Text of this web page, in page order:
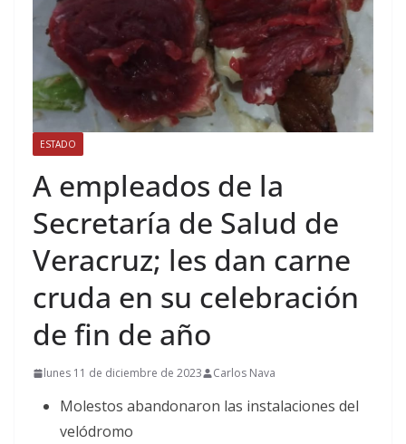
ESTADO
A empleados de la
Secretaría de Salud de
Veracruz; les dan carne
cruda en su celebración
de fin de año
lunes 11 de diciembre de 2023 Carlos Nava
Molestos abandonaron las instalaciones del
velódromo